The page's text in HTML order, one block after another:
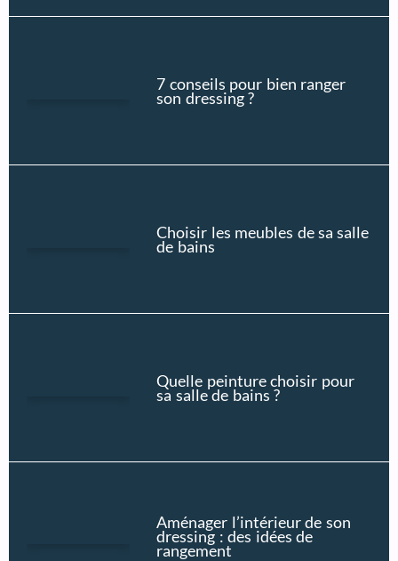
7 conseils pour bien ranger
son dressing ?
Choisir les meubles de sa salle
de bains
Quelle peinture choisir pour
sa salle de bains ?
Aménager l’intérieur de son
dressing : des idées de
rangement